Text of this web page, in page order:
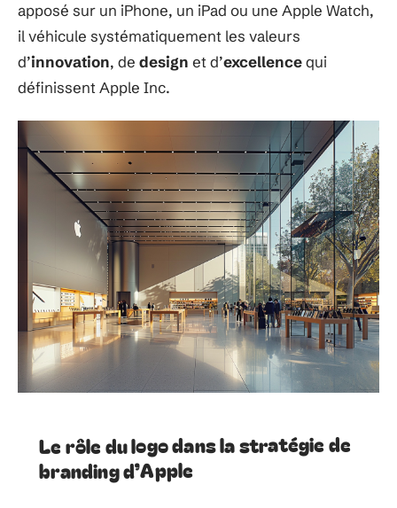
apposé sur un iPhone, un iPad ou une Apple Watch,
il véhicule systématiquement les valeurs
d’innovation, de design et d’excellencequi
définissent Apple Inc.
Le rôle du logo dans la stratégie de
branding d’Apple